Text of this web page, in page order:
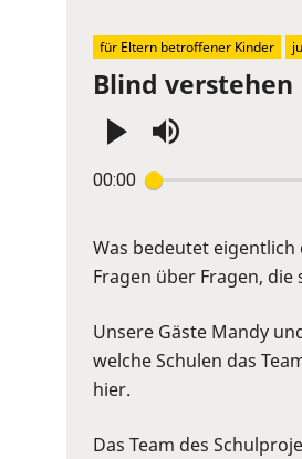
Blind verstehen
00:00
Enter
Space
to
volume
slider.
Was bedeutet
Fragen über Fragen,
Unsere Gäste Mandy
welche Schulen das
hier.
Das Team des
für Eltern betroffener Kinder